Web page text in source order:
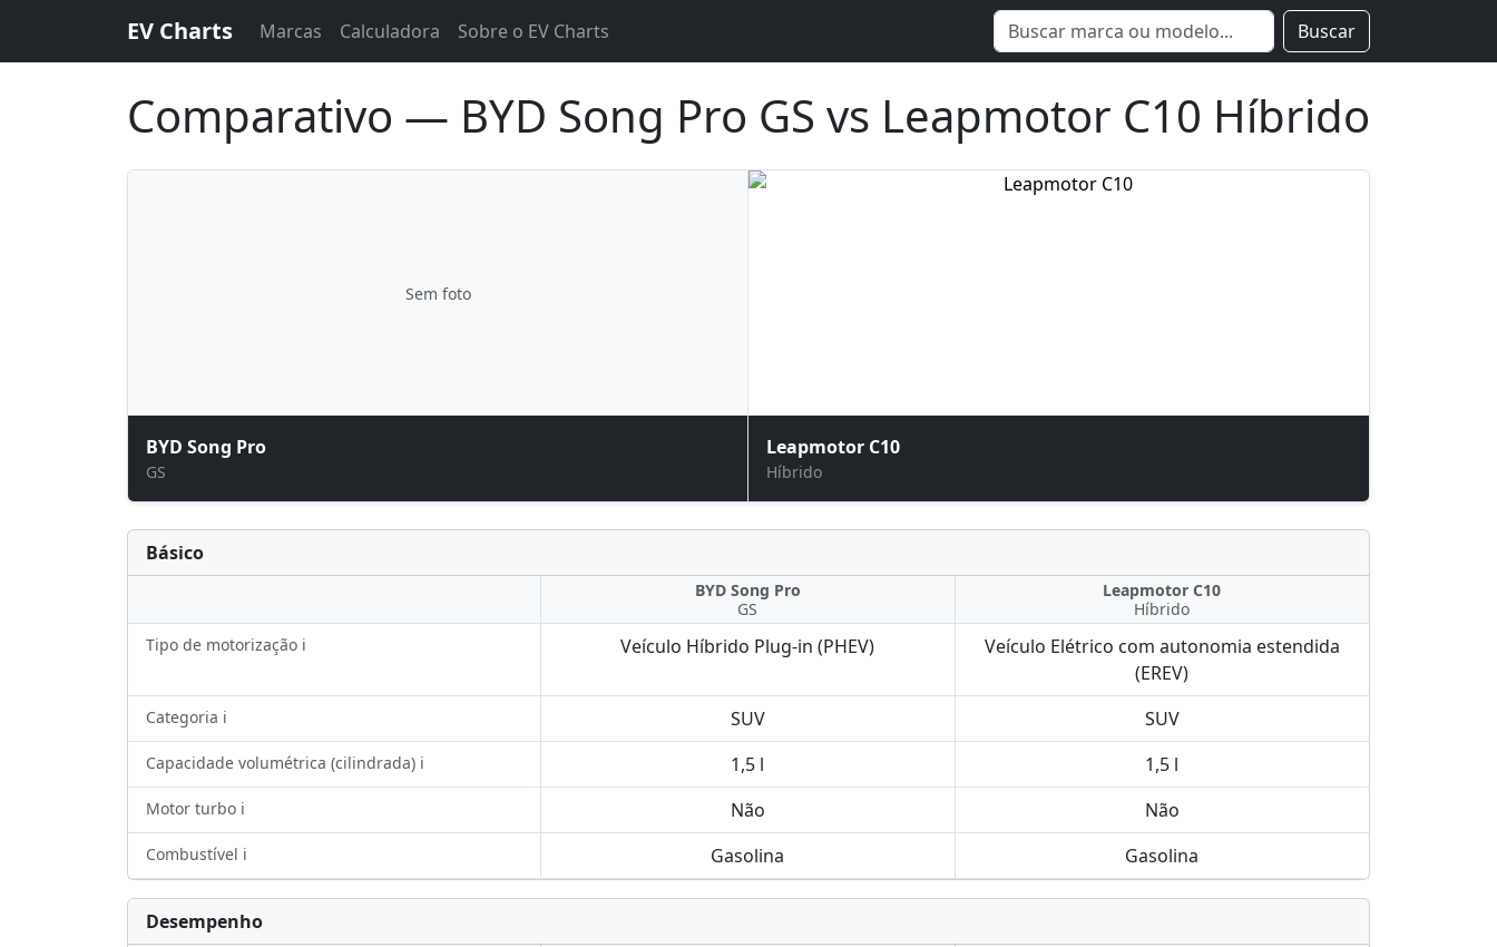
EV Charts Marcas Calculadora Sobre o EV Charts Buscar
Comparativo — BYD Song Pro GS vs Leapmotor C10 Híbrido
Sem foto
BYD Song Pro
GS
Leapmotor C10
Híbrido
Básico
BYD Song Pro
GS
Leapmotor C10
Híbrido
Tipo de motorização ℹ️
Veículo Híbrido Plug-in (PHEV)
Veículo Elétrico com autonomia estendida
(EREV)
Categoria ℹ️ SUV SUV
Capacidade volumétrica (cilindrada) ℹ️ 1,5 l 1,5 l
Motor turbo ℹ️ Não Não
Combustível ℹ️ Gasolina Gasolina
Desempenho